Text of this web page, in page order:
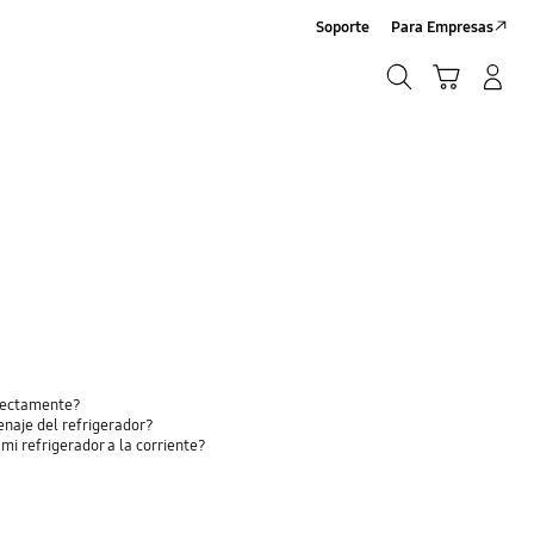
Soporte Para Empresas
del refrigerador?
refrigerador a la corriente?